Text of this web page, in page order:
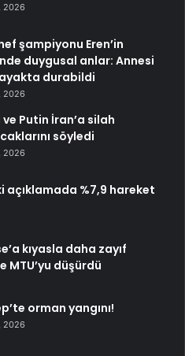
2026
şampiyonu Eren’in
duygusal anlar: Annesi
durabildi
2026
ve Putin İran’a silah
söyledi
2026
açıklamada %7,9 hareket
kıyasla daha zayıf
MTU’yu düşürdü
orman yangını!
2026